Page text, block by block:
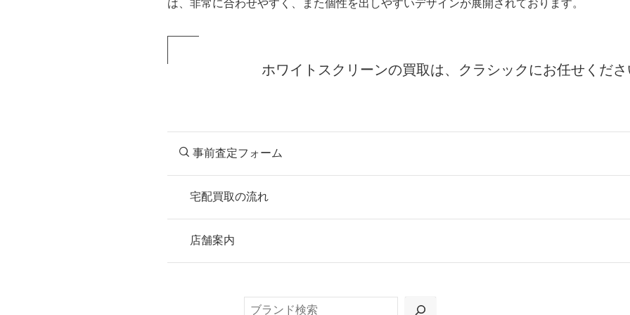
は、非常に合わせやすく、また個性を出しやすいデザインが展開されております。
ホワイトスクリーンの買取は、クラシックにお任せくだ
事前査定フォーム
宅配買取の流れ
お申込み
または梱包材不要の「集荷申込」からお選びいただけます。
店舗案内